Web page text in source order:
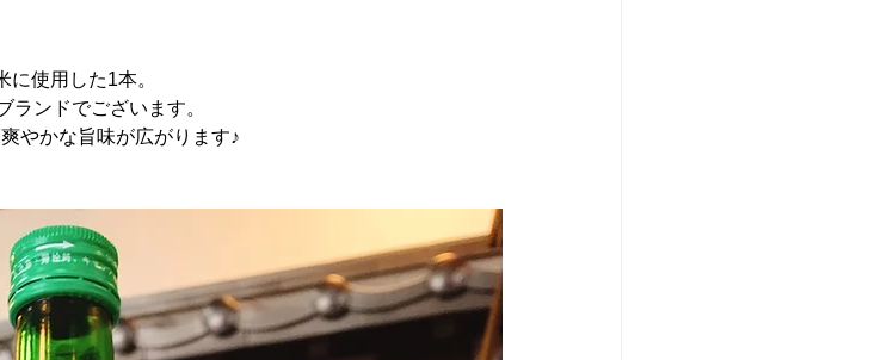
使用した1本。
ンドでございます。
やかな旨味が広がります♪